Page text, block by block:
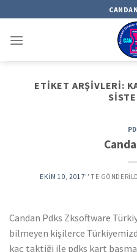
to
content
ETIKET ARŞIVLERI:
EKIM 10, 2017’' TE
Candan Pdks Zksoftware
bilmeyen kişilerce
kaç taktiği ile pdks kart